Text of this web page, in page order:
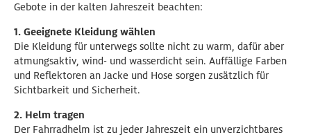
Gebote in der kalten Jahreszeit beachten:
1. Geeignete Kleidung wählen
Die Kleidung für unterwegs sollte nicht zu warm, dafür aber
atmungsaktiv, wind- und wasserdicht sein. Auffällige Farben
und Reflektoren an Jacke und Hose sorgen zusätzlich für
Sichtbarkeit und Sicherheit.
2. Helm tragen
Der Fahrradhelm ist zu jeder Jahreszeit ein unverzichtbares